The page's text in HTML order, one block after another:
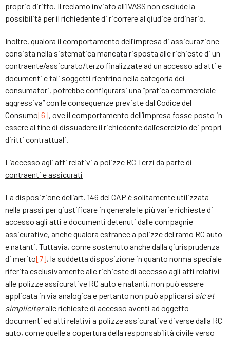
proprio diritto. Il reclamo inviato all’IVASS non esclude la
possibilità per il richiedente di ricorrere al giudice ordinario.
Inoltre, qualora il comportamento dell’impresa di assicurazione
consista nella sistematica mancata risposta alle richieste di un
contraente/assicurato/terzo finalizzate ad un accesso ad atti e
documenti e tali soggetti rientrino nella categoria dei
consumatori, potrebbe configurarsi una “pratica commerciale
aggressiva” con le conseguenze previste dal Codice del
Consumo[6], ove il comportamento dell’impresa fosse posto in
essere al fine di dissuadere il richiedente dall’esercizio dei propri
diritti contrattuali.
L’accesso agli atti relativi a polizze RC Terzi da parte di
contraenti e assicurati
La disposizione dell’art. 146 del CAP é solitamente utilizzata
nella prassi per giustificare in generale le più varie richieste di
accesso agli atti e documenti detenuti dalle compagnie
assicurative, anche qualora estranee a polizze del ramo RC auto
e natanti. Tuttavia, come sostenuto anche dalla giurisprudenza
di merito[7], la suddetta disposizione in quanto norma speciale
riferita esclusivamente alle richieste di accesso agli atti relativi
alle polizze assicurative RC auto e natanti, non può essere
applicata in via analogica e pertanto non può applicarsi sic et
simpliciteralle richieste di accesso aventi ad oggetto
documenti ed atti relativi a polizze assicurative diverse dalla RC
auto, come quelle a copertura della responsabilità civile verso